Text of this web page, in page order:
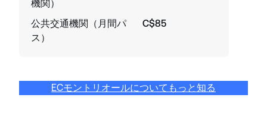
機関）
公共交通機関（月間パ
ス）
C$85
ECモントリオールについてもっと知る